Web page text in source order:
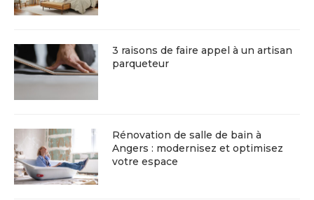
3 raisons de faire appel à un artisan
parqueteur
Rénovation de salle de bain à
Angers : modernisez et optimisez
votre espace